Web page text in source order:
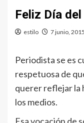
Feliz Día
estilo 7 junio, 2015
Periodista se es
respetuosa de
querer reflejar la
los medios.